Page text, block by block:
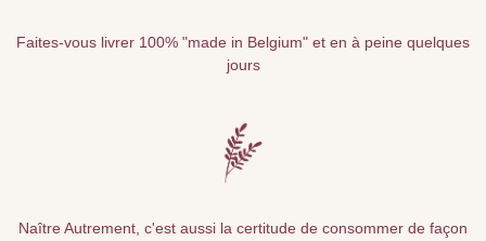
Faites-vous livrer 100% "made in Belgium" et en à peine quelques
jours
Naître Autrement, c'est aussi la certitude de consommer de façon